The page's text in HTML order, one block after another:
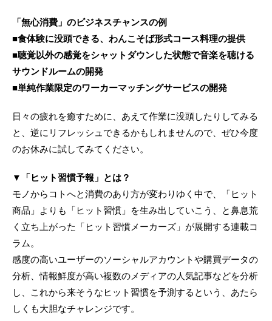
「無心消費」のビジネスチャンスの例
■食体験に没頭できる、わんこそば形式コース料理の提供
■聴覚以外の感覚をシャットダウンした状態で音楽を聴ける
サウンドルームの開発
■単純作業限定のワーカーマッチングサービスの開発
日々の疲れを癒すために、あえて作業に没頭したりしてみる
と、逆にリフレッシュできるかもしれませんので、ぜひ今度
のお休みに試してみてください。
▼「ヒット習慣予報」とは？
モノからコトへと消費のあり方が変わりゆく中で、「ヒット
商品」よりも「ヒット習慣」を生み出していこう、と鼻息荒
く立ち上がった「ヒット習慣メーカーズ」が展開する連載コ
ラム。
感度の高いユーザーのソーシャルアカウントや購買データの
分析、情報鮮度が高い複数のメディアの人気記事などを分析
し、これから来そうなヒット習慣を予測するという、あたら
しくも大胆なチャレンジです。